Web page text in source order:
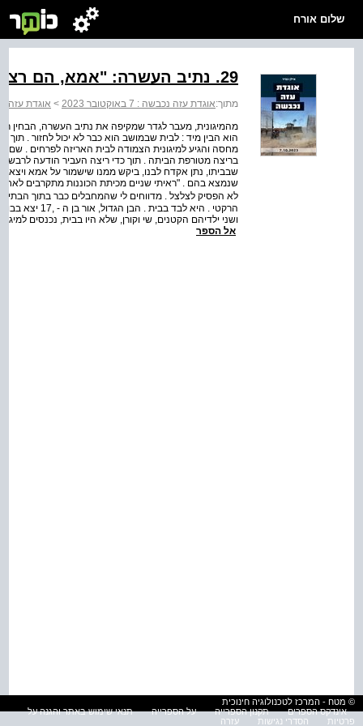
שלום אורח
29. נתיב העשרה: "אמא, הם רצחו את אבא מול העיניים שלנו"
מתוך:אוגדת עזה נכבשה : 7 באוקטובר 2023 > אוגדת עזה נכבשה: 7
מהמיגונית, מעבר לגדר שמקיפה את נתיב העשרה, הבחין
הוא הבין מיד : לבית שבמושב הוא כבר לא יכול לחזור .
מחסה והגיע למיגונית הצמודה לבית האריזה לפרחים . שם
בריצה מטורפת הביתה . תוך כדי ריצה העביר הודעה
שבביתו, נתן אקדח לבנו, ביקש ממנו שישמור על אמא ויצא
שנמצא בהם . "ראיתי שניים מכיתת הכוננות מתקרבים
הרקטי . היא
ושני ילדיהם הקטנים, שי וקורן, שלא היו בבית, נכנסים
אל הספר
© מטח - המרכז לטכנולוגיה חינוכית
אינדקס הספרים
תקנון הספרייה על הספרייה
תנאי שימוש באתר והגנה על
פרטיות
הסדרי נגישות עזרה